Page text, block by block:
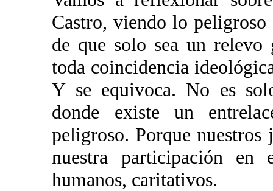
Castro, viendo lo
de que solo sea un relevo
toda coincidencia
Y se equivoca. No es
donde existe un
peligroso. Porque nuestros
nuestra participación
humanos, caritativos.